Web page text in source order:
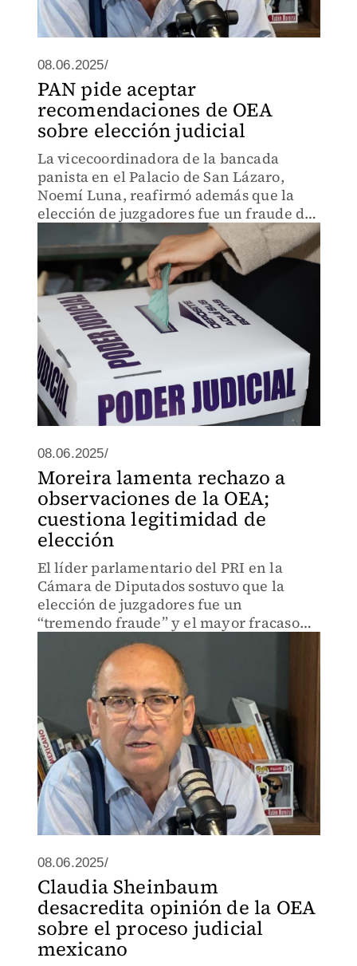
08.06.2025/
PAN pide aceptar
recomendaciones de OEA
sobre elección judicial
La vicecoordinadora de la bancada
panista en el Palacio de San Lázaro,
Noemí Luna, reafirmó además que la
elección de juzgadores fue un fraude de
principio a fin.
08.06.2025/
Moreira lamenta rechazo a
observaciones de la OEA;
cuestiona legitimidad de
elección
El líder parlamentario del PRI en la
Cámara de Diputados sostuvo que la
elección de juzgadores fue un
“tremendo fraude” y el mayor fracaso
político de Morena.
08.06.2025/
Claudia Sheinbaum
desacredita opinión de la OEA
sobre el proceso judicial
mexicano